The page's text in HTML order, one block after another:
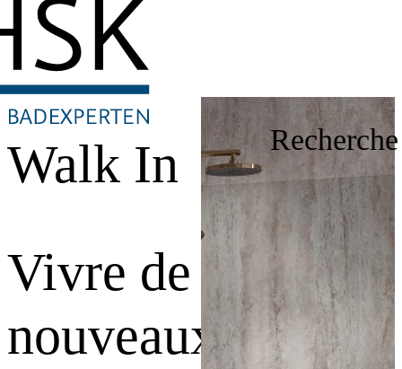
Recherche
Walk In
Vivre de
nouveaux